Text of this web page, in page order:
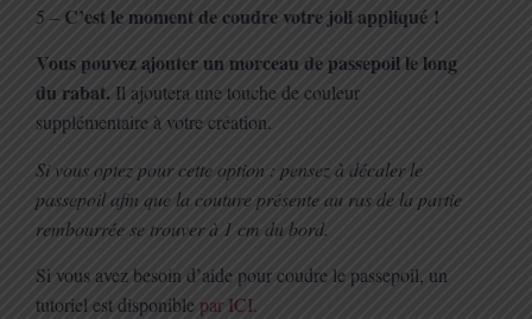
5 – C’est le moment de coudre votre joli appliqué !
Vous pouvez ajouter un morceau de passepoil le long
du rabat. Il ajoutera une touche de couleur
supplémentaire à votre création.
Si vous optez pour cette option : pensez à décaler le
passepoil afin que la couture présente au ras de la partie
rembourrée se trouver à 1 cm du bord.
Si vous avez besoin d’aide pour coudre le passepoil, un
tutoriel est disponiblepar ICI.